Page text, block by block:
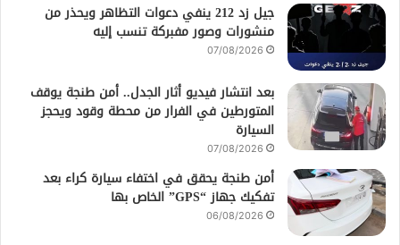
جيل زد 212 ينفي دعوات التظاهر ويحذر من
منشورات وصور مفبركة تنسب إليه
07/08/2026
بعد انتشار فيديو أثار الجدل.. أمن طنجة يوقف
المتورطين في الفرار من محطة وقود ويحجز
السيارة
07/08/2026
أمن طنجة يحقق في اختفاء سيارة كراء بعد
تفكيك جهاز “GPS” الخاص بها
06/08/2026